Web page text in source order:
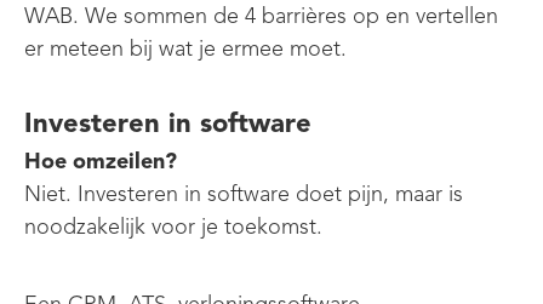
WAB. We sommen de 4 barrières op en vertellen
er meteen bij wat je ermee moet.
Investeren in software
Hoe omzeilen?
Niet. Investeren in software doet pijn, maar is
noodzakelijk voor je toekomst.